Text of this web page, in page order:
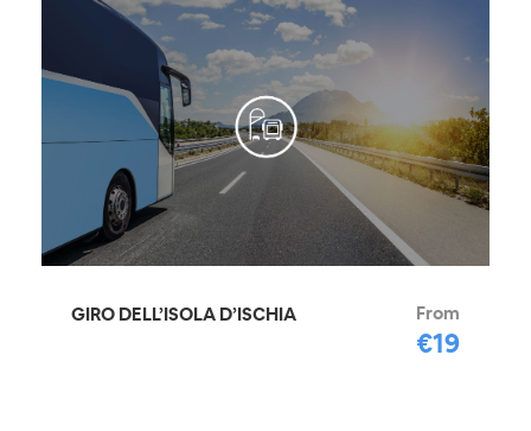
GIRO DELL’ISOLA D’ISCHIA From
€19